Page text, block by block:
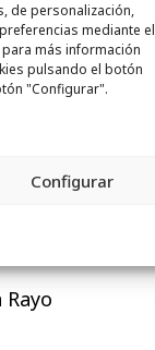
de personalización,
mediante el
para más información
pulsando el botón
"Configurar".
Configurar